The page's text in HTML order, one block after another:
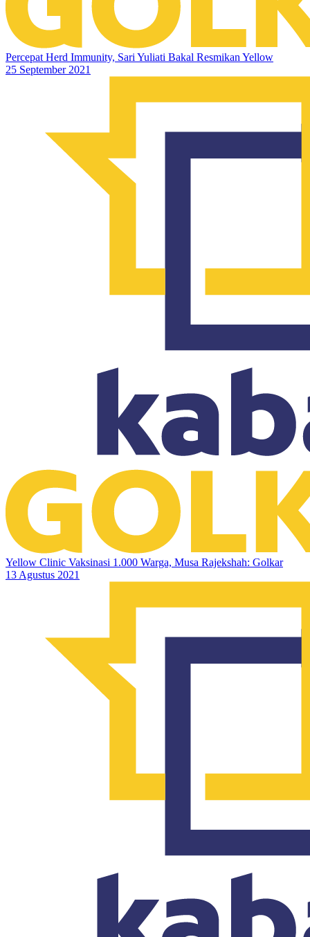
Percepat Herd Immunity, Sari Yuliati Bakal Resmikan Yellow
25 September 2021
Yellow Clinic Vaksinasi 1.000 Warga, Musa Rajekshah: Golkar
13 Agustus 2021